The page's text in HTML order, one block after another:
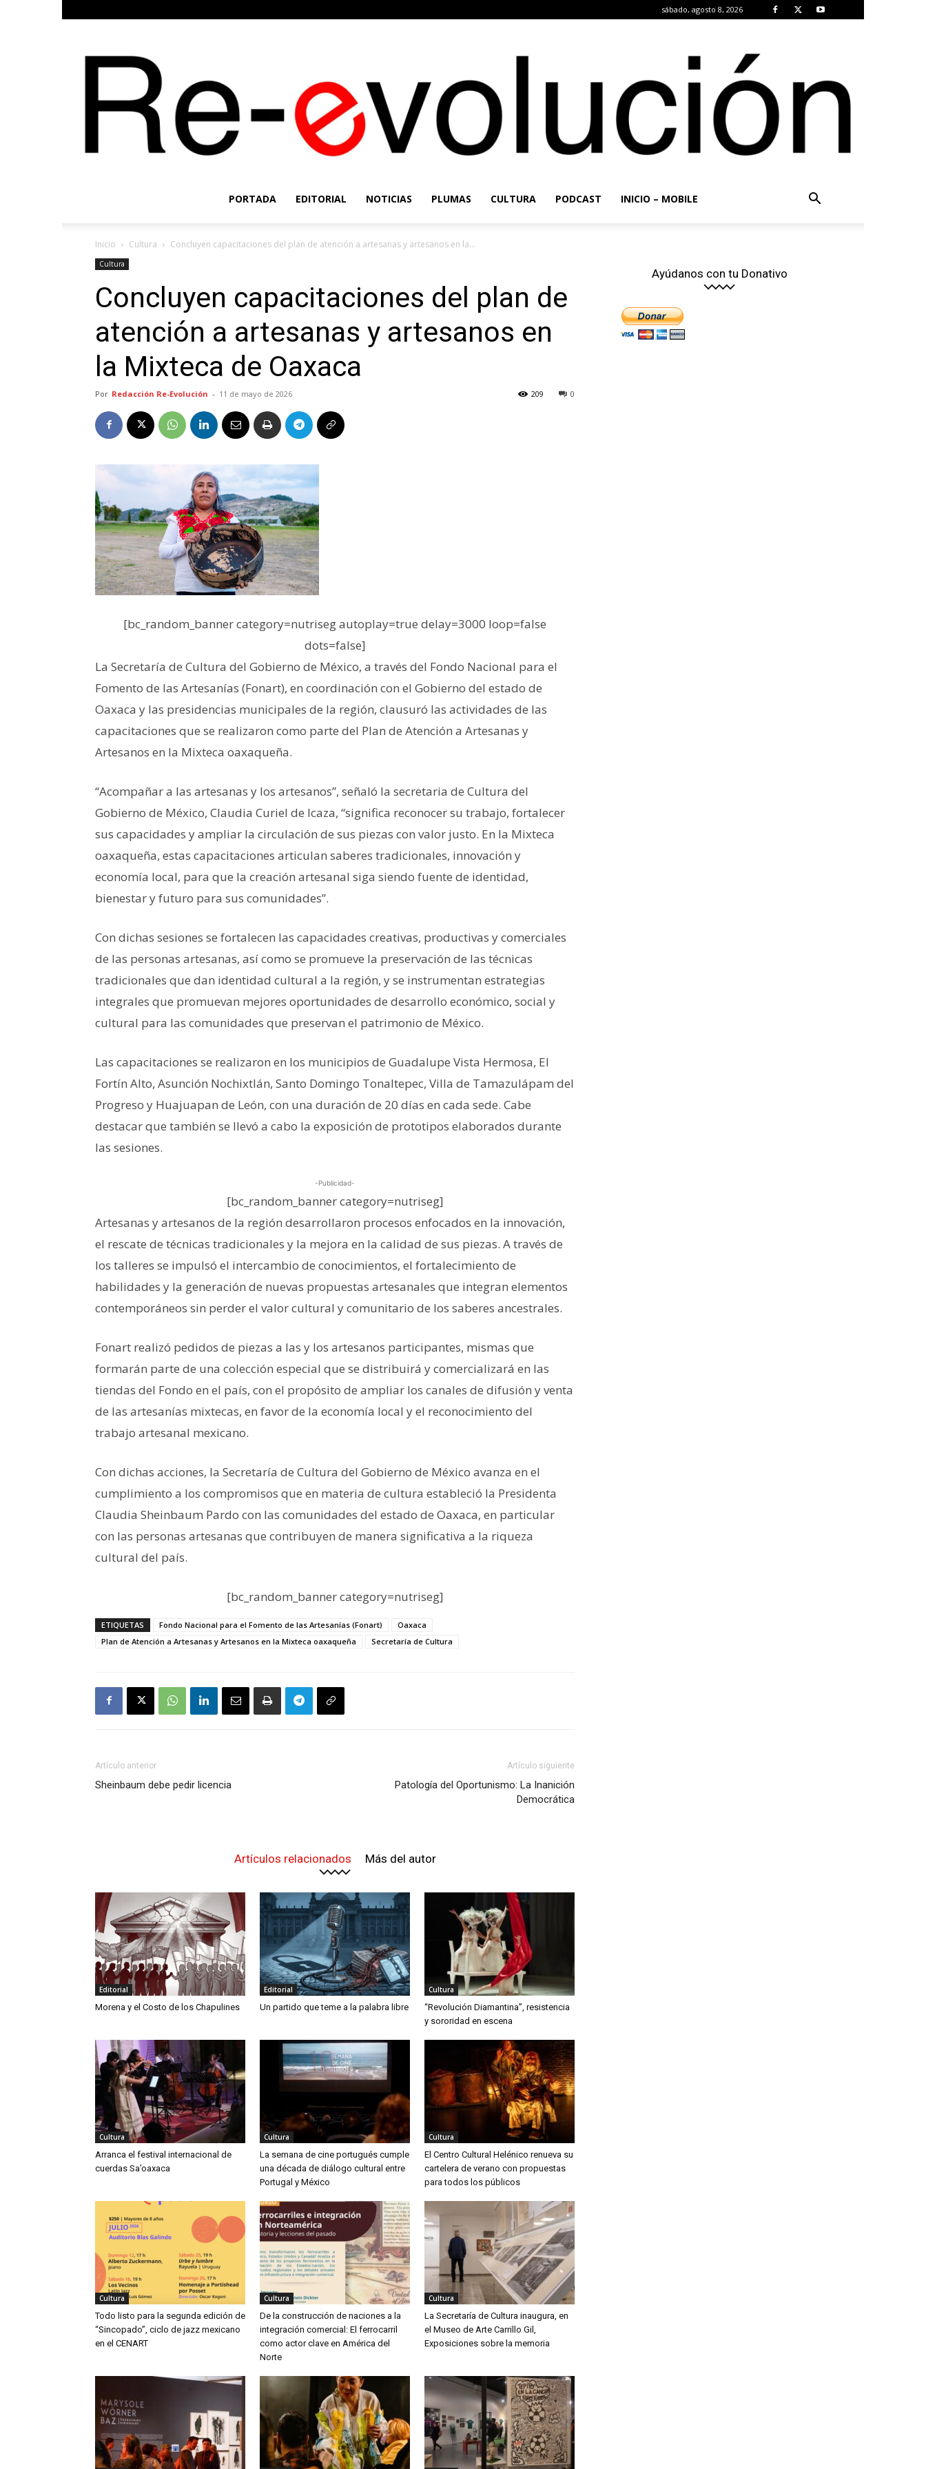
sábado, agosto 8, 2026
Evolución
PORTADA EDITORIAL NOTICIAS PLUMAS CULTURA PODCAST INICIO – MOBILE
Inicio Cultura Concluyen capacitaciones del plan de atención a artesanas y artesanos en la...
Cultura
Concluyen capacitaciones del plan de
atención a artesanas y artesanos en
la Mixteca de Oaxaca
Por Redacción Re-Evolución - 11 de mayo de 2026 0
209
[bc_random_banner category=nutriseg autoplay=true delay=3000 loop=false
dots=false]
La Secretaría de Cultura del Gobierno de México, a través del Fondo Nacional para el
Fomento de las Artesanías (Fonart), en coordinación con el Gobierno del estado de
Oaxaca y las presidencias municipales de la región, clausuró las actividades de las
capacitaciones que se realizaron como parte del Plan de Atención a Artesanas y
Artesanos en la Mixteca oaxaqueña.
“Acompañar a las artesanas y los artesanos”, señaló la secretaria de Cultura del
Gobierno de México, Claudia Curiel de Icaza, “significa reconocer su trabajo, fortalecer
sus capacidades y ampliar la circulación de sus piezas con valor justo. En la Mixteca
oaxaqueña, estas capacitaciones articulan saberes tradicionales, innovación y
economía local, para que la creación artesanal siga siendo fuente de identidad,
bienestar y futuro para sus comunidades”.
Con dichas sesiones se fortalecen las capacidades creativas, productivas y comerciales
de las personas artesanas, así como se promueve la preservación de las técnicas
tradicionales que dan identidad cultural a la región, y se instrumentan estrategias
integrales que promuevan mejores oportunidades de desarrollo económico, social y
cultural para las comunidades que preservan el patrimonio de México.
Las capacitaciones se realizaron en los municipios de Guadalupe Vista Hermosa, El
Fortín Alto, Asunción Nochixtlán, Santo Domingo Tonaltepec, Villa de Tamazulápam del
Progreso y Huajuapan de León, con una duración de 20 días en cada sede. Cabe
destacar que también se llevó a cabo la exposición de prototipos elaborados durante
las sesiones.
-Publicidad-
[bc_random_banner category=nutriseg]
Artesanas y artesanos de la región desarrollaron procesos enfocados en la innovación,
el rescate de técnicas tradicionales y la mejora en la calidad de sus piezas. A través de
los talleres se impulsó el intercambio de conocimientos, el fortalecimiento de
habilidades y la generación de nuevas propuestas artesanales que integran elementos
contemporáneos sin perder el valor cultural y comunitario de los saberes ancestrales.
Fonart realizó pedidos de piezas a las y los artesanos participantes, mismas que
formarán parte de una colección especial que se distribuirá y comercializará en las
tiendas del Fondo en el país, con el propósito de ampliar los canales de difusión y venta
de las artesanías mixtecas, en favor de la economía local y el reconocimiento del
trabajo artesanal mexicano.
Con dichas acciones, la Secretaría de Cultura del Gobierno de México avanza en el
cumplimiento a los compromisos que en materia de cultura estableció la Presidenta
Claudia Sheinbaum Pardo con las comunidades del estado de Oaxaca, en particular
con las personas artesanas que contribuyen de manera significativa a la riqueza
cultural del país.
[bc_random_banner category=nutriseg]
ETIQUETAS Fondo Nacional para el Fomento de las Artesanías (Fonart)
Oaxaca
Plan de Atención a Artesanas y Artesanos en la Mixteca oaxaqueña
Secretaría de Cultura
Artículo anterior
Sheinbaum debe pedir licencia
Artículo siguiente
Patología del Oportunismo: La Inanición
Democrática
Artículos relacionados Más del autor
Editorial
Morena y el Costo de los Chapulines
Editorial
Un partido que teme a la palabra libre
Cultura
“Revolución Diamantina”, resistencia
y sororidad en escena
Cultura
Arranca el festival internacional de
cuerdas Sa’oaxaca
Cultura
La semana de cine portugués cumple
una década de diálogo cultural entre
Portugal y México
Cultura
El Centro Cultural Helénico renueva su
cartelera de verano con propuestas
para todos los públicos
Cultura
Todo listo para la segunda edición de
“Sincopado”, ciclo de jazz mexicano
en el CENART
Cultura
De la construcción de naciones a la
integración comercial: El ferrocarril
como actor clave en América del
Norte
Cultura
La Secretaría de Cultura inaugura, en
el Museo de Arte Carrillo Gil,
Exposiciones sobre la memoria
Ayúdanos con tu Donativo